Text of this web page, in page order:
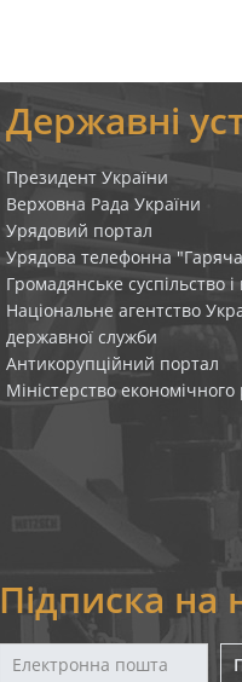
Державні
Президент України
Верховна Рада України
Урядовий портал
Урядова телефонна "Гаряча
Громадянське суспільство і
Національне агентство
державної служби
Антикорупційний портал
Міністерство економічного
Підписка на